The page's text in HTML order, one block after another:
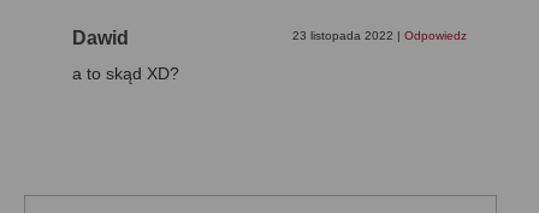
Dawid 23 listopada 2022 | Odpowiedz
a to skąd XD?